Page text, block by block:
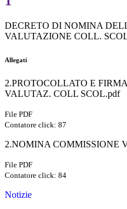
DECRETO DI NOMINA
VALUTAZIONE COLL.
Allegati
2.PROTOCOLLATO E
VALUTAZ. COLL SCOL.pdf
File PDF
Contatore click: 87
2.NOMINA COMMISSIONE
File PDF
Contatore click: 84
Notizie